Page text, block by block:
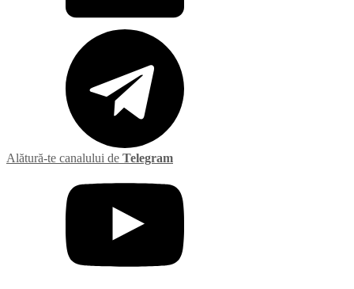
Alătură-te canalului de Telegram